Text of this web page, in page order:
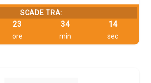
SCADE TRA:
23
ore
34
min
14
sec